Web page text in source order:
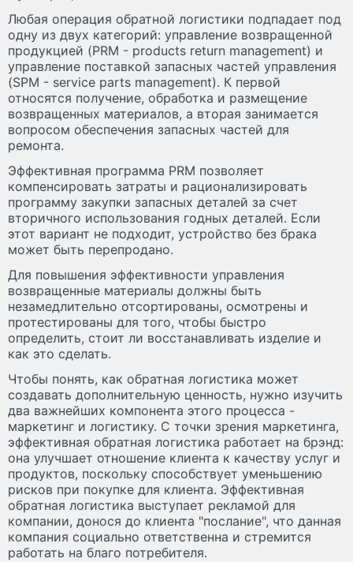
Любая операция обратной логистики подпадает под
одну из двух категорий: управление возвращенной
продукцией (PRM - products return management) и
управление поставкой запасных частей управления
(SPM - service parts management). К первой
относятся получение, обработка и размещение
возвращенных материалов, а вторая занимается
вопросом обеспечения запасных частей для
ремонта.
Эффективная программа PRM позволяет
компенсировать затраты и рационализировать
программу закупки запасных деталей за счет
вторичного использования годных деталей. Если
этот вариант не подходит, устройство без брака
может быть перепродано.
Для повышения эффективности управления
возвращенные материалы должны быть
незамедлительно отсортированы, осмотрены и
протестированы для того, чтобы быстро
определить, стоит ли восстанавливать изделие и
как это сделать.
Чтобы понять, как обратная логистика может
создавать дополнительную ценность, нужно изучить
два важнейших компонента этого процесса -
маркетинг и логистику. С точки зрения маркетинга,
эффективная обратная логистика работает на брэнд:
она улучшает отношение клиента к качеству услуг и
продуктов, поскольку способствует уменьшению
рисков при покупке для клиента. Эффективная
обратная логистика выступает рекламой для
компании, донося до клиента "послание", что данная
компания социально ответственна и стремится
работать на благо потребителя.